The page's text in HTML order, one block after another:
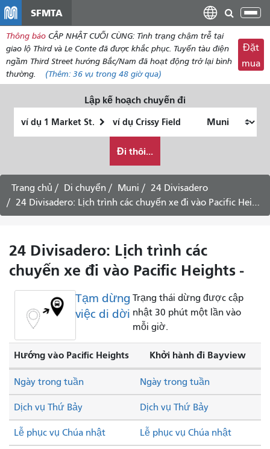
dung
SFMTA
Thông báo CẬP NHẬT CUỐI CÙNG: Tình trạng chậm trễ tại
giao lộ Third và Le Conte đã được khắc phục. Tuyến tàu điện
ngầm Third Street hướng Bắc/Nam đã hoạt động trở lại bình
thường.
(Thêm: 36 vụ trong 48 giờ qua)
Đặt
mua
Lập kế hoạch chuyến đi
thúc
muốn
đi
du
lịch
như
nào
Đi thôi...
Trang chủ Di chuyển Muni
24 Divisadero
24 Divisadero: Lịch trình các chuyến xe đi vào Pacific Heights -
24 Divisadero: Lịch trình các
chuyến xe đi vào Pacific Heights -
Tạm dừng
việc di dời
Trạng thái dừng được cập
nhật 30 phút một lần vào
mỗi giờ.
Hướng vào Pacific Heights Khởi hành đi Bayview
Dịch vụ Thứ Bảy Dịch vụ Thứ Bảy
Lễ phục vụ Chúa nhật Lễ phục vụ Chúa nhật
Ngày trong tuần Ngày trong tuần